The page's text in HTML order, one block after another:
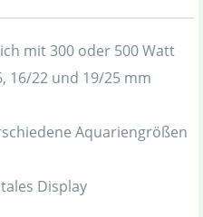
mit 300 oder 500 Watt
16/22 und 19/25 mm
Aquariengrößen
Display